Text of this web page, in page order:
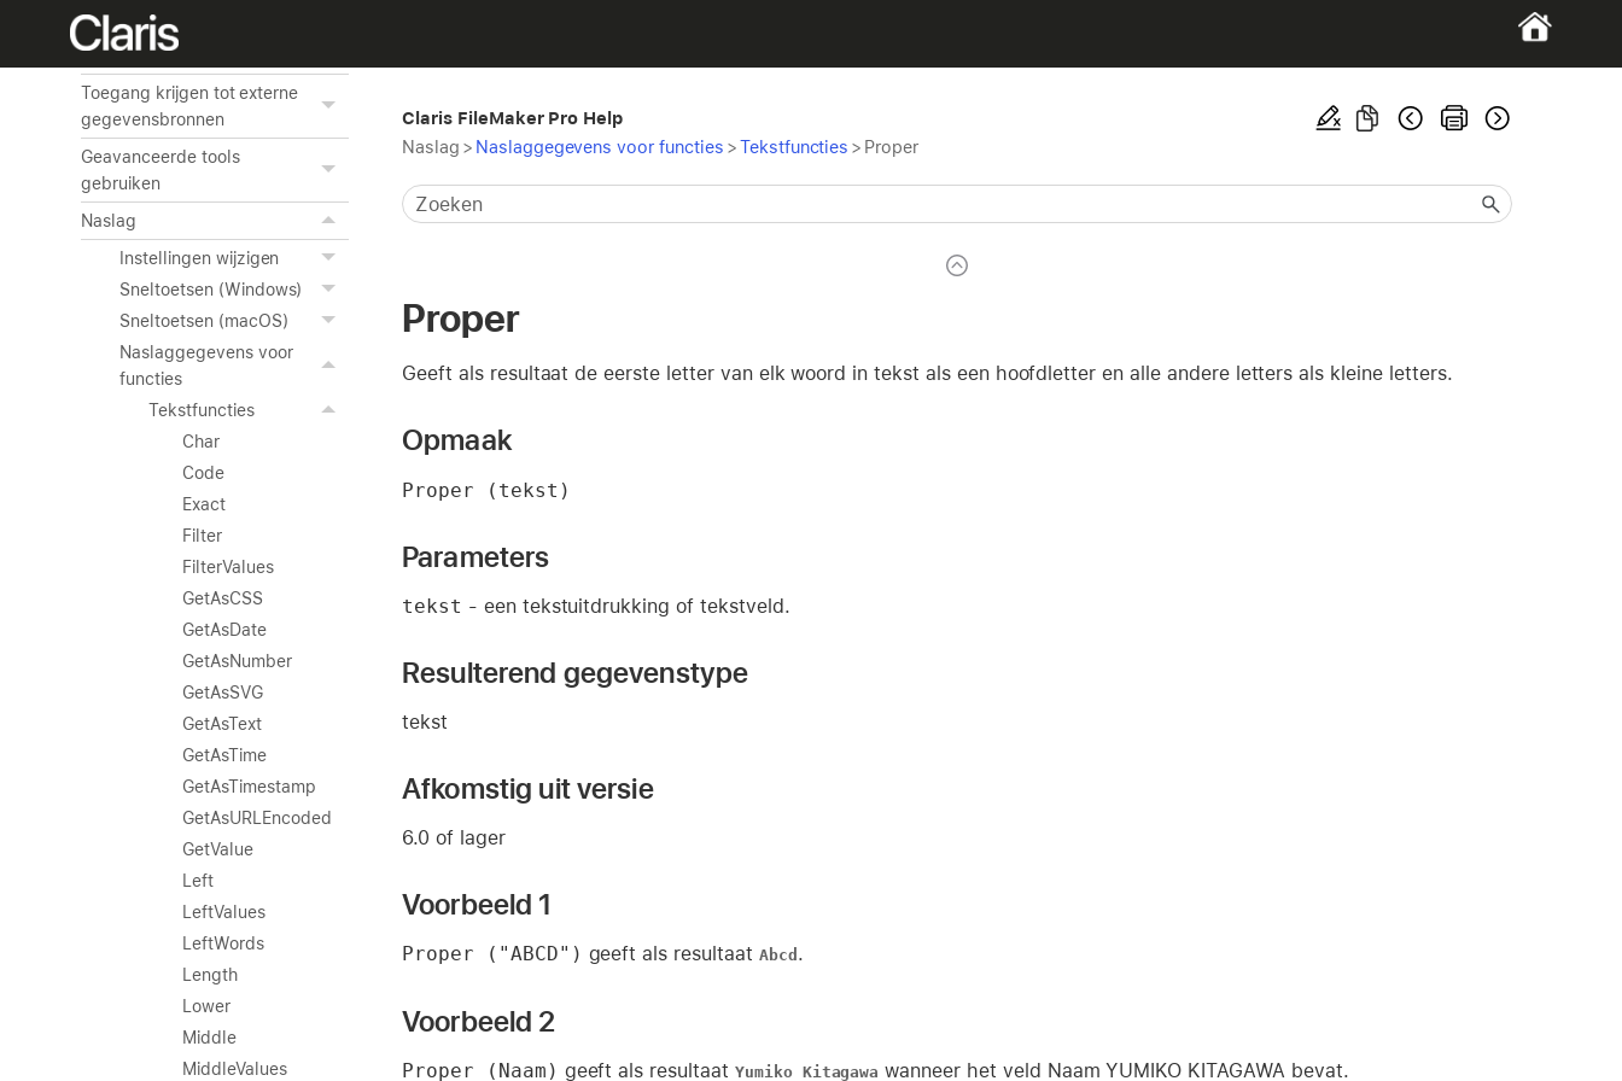
ODBC en JDBC gebruiken
met FileMaker Pro
Toegang krijgen tot externe
gegevensbronnen
Geavanceerde tools
gebruiken
Naslag
Instellingen wijzigen
Sneltoetsen (Windows)
Sneltoetsen (macOS)
Naslaggegevens voor
functies
Tekstfuncties
Char
Code
Exact
Filter
FilterValues
GetAsCSS
GetAsDate
GetAsNumber
GetAsSVG
GetAsText
GetAsTime
GetAsTimestamp
GetAsURLEncoded
GetValue
Left
LeftValues
LeftWords
Length
Lower
Middle
MiddleValues
Claris FileMaker Pro Help
Naslag > Naslaggegevens voor functies >Tekstfuncties > Proper
Proper
Geeft als resultaat de eerste letter van elk woord in tekst als een hoofdletter en alle andere letters als kleine letters.
Opmaak
Proper (tekst)
Parameters
tekst - een tekstuitdrukking of tekstveld.
Resulterend gegevenstype
tekst
Afkomstig uit versie
6.0 of lager
Voorbeeld 1
Proper ("ABCD") geeft als resultaat Abcd .
Voorbeeld 2
Proper (Naam) geeft als resultaat Yumiko Kitagawa wanneer het veld Naam YUMIKO KITAGAWA bevat.